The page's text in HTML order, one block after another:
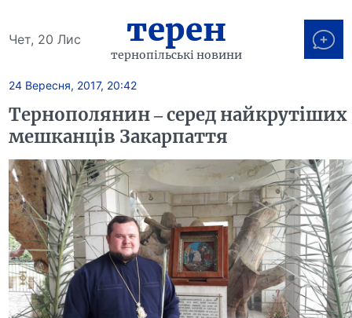
Чет, 20 Лис терен
тернопільські новини
24 Вересня, 2017, 20:42
Тернополянин – серед найкрутіших
мешканців Закарпаття